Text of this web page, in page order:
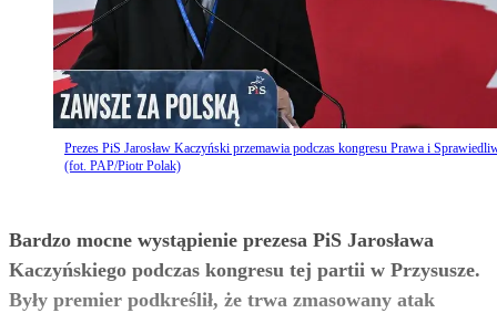
Prezes PiS Jarosław Kaczyński przemawia podczas kongresu Prawa i
(fot. PAP/Piotr Polak)
Bardzo mocne wystąpienie prezesa PiS Jarosława
Kaczyńskiego podczas kongresu tej partii w Przysusze.
Były premier podkreślił, że trwa zmasowany atak